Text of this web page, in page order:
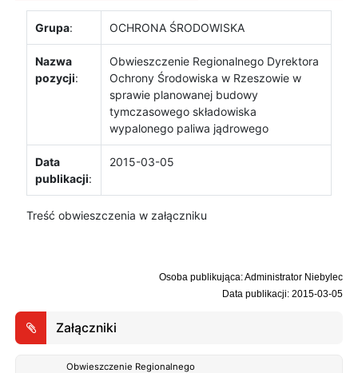
Grupa: OCHRONA ŚRODOWISKA
Nazwa
pozycji:
Obwieszczenie Regionalnego Dyrektora
Ochrony Środowiska w Rzeszowie w
sprawie planowanej budowy
tymczasowego składowiska
wypalonego paliwa jądrowego
Data
publikacji:
2015-03-05
Treść obwieszczenia w załączniku
Osoba publikująca: Administrator Niebylec
Data publikacji: 2015-03-05
Załączniki
Obwieszczenie Regionalnego